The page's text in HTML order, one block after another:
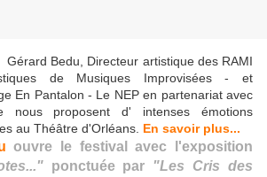
Bedu, Directeur artistique des RAMI
de Musiques Improvisées - et
En Pantalon - Le NEP en partenariat avec
nous proposent d' intenses émotions
au Théâtre d'Orléans. En savoir plus...
ouvre le festival avec l'exposition
ponctuée par
"Les Cris des